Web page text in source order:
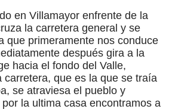
en Villamayor enfrente de la
la carretera general y se
que primeramente nos conduce
después gira a la
hacia el fondo del Valle,
carretera, que es la que se traía
se atraviesa el pueblo y
la ultima casa encontramos a